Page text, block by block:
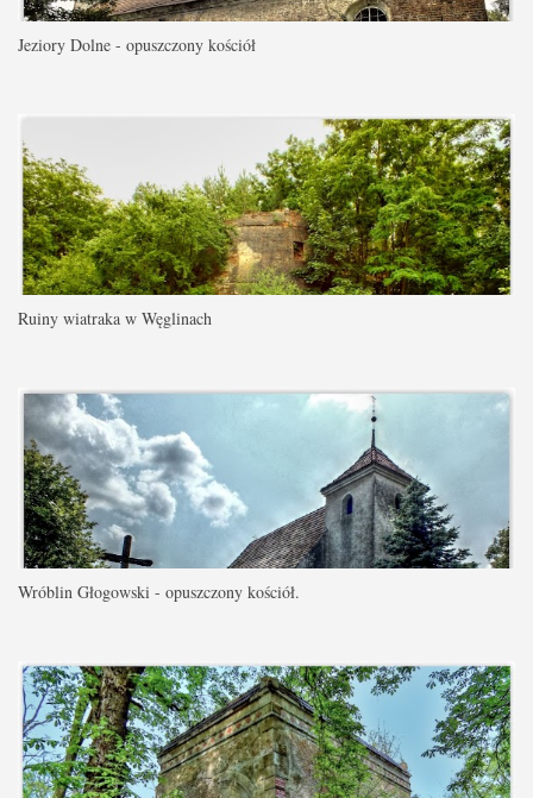
Jeziory Dolne - opuszczony kościół
Ruiny wiatraka w Węglinach
Wróblin Głogowski - opuszczony kościół.